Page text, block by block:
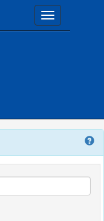
Toggle